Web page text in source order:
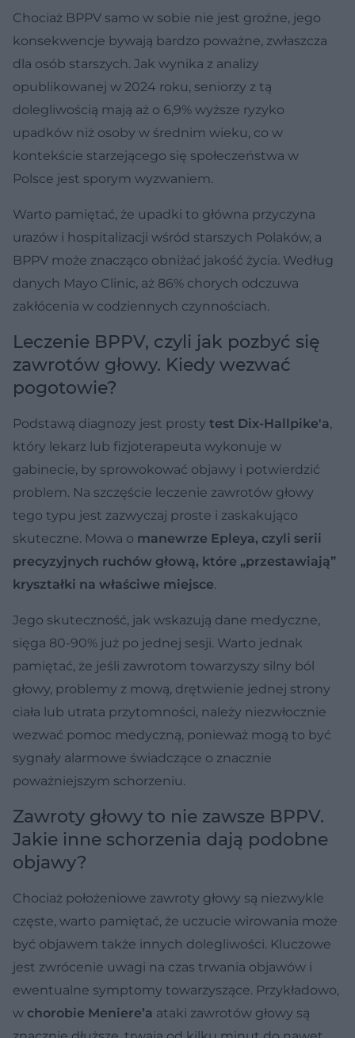
Chociaż BPPV samo w sobie nie jest groźne, jego
konsekwencje bywają bardzo poważne, zwłaszcza
dla osób starszych. Jak wynika z analizy
opublikowanej w 2024 roku, seniorzy z tą
dolegliwością mają aż o 6,9% wyższe ryzyko
upadków niż osoby w średnim wieku, co w
kontekście starzejącego się społeczeństwa w
Polsce jest sporym wyzwaniem.
Warto pamiętać, że upadki to główna przyczyna
urazów i hospitalizacji wśród starszych Polaków, a
BPPV może znacząco obniżać jakość życia. Według
danych Mayo Clinic, aż 86% chorych odczuwa
zakłócenia w codziennych czynnościach.
Leczenie BPPV, czyli jak pozbyć się
zawrotów głowy. Kiedy wezwać
pogotowie?
Podstawą diagnozy jest prosty test Dix-Hallpike'a,
który lekarz lub fizjoterapeuta wykonuje w
gabinecie, by sprowokować objawy i potwierdzić
problem. Na szczęście leczenie zawrotów głowy
tego typu jest zazwyczaj proste i zaskakująco
skuteczne. Mowa o manewrze Epleya, czyli serii
precyzyjnych ruchów głową, które „przestawiają”
kryształki na właściwe miejsce.
Jego skuteczność, jak wskazują dane medyczne,
sięga 80-90% już po jednej sesji. Warto jednak
pamiętać, że jeśli zawrotom towarzyszy silny ból
głowy, problemy z mową, drętwienie jednej strony
ciała lub utrata przytomności, należy niezwłocznie
wezwać pomoc medyczną, ponieważ mogą to być
sygnały alarmowe świadczące o znacznie
poważniejszym schorzeniu.
Zawroty głowy to nie zawsze BPPV.
Jakie inne schorzenia dają podobne
objawy?
Chociaż położeniowe zawroty głowy są niezwykle
częste, warto pamiętać, że uczucie wirowania może
być objawem także innych dolegliwości. Kluczowe
jest zwrócenie uwagi na czas trwania objawów i
ewentualne symptomy towarzyszące. Przykładowo,
w chorobie Meniere’a ataki zawrotów głowy są